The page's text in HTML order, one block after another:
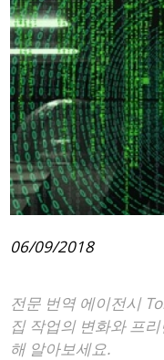
06/09/2018
전문 번역 에이전시
집 작업의 변화와 프
해 알아보세요.